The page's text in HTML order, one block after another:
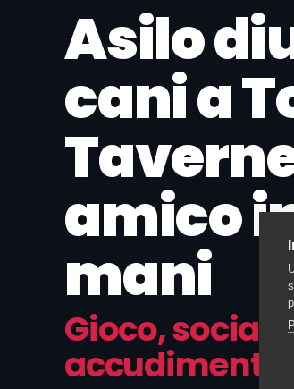
Asilo
cani a
amico
mani
Gioco,
accudimento